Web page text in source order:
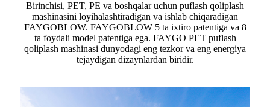
Birinchisi, PET, PE va boshqalar uchun puflash qoliplash
mashinasini loyihalashtiradigan va ishlab chiqaradigan
FAYGOBLOW. FAYGOBLOW 5 ta ixtiro patentiga va 8
ta foydali model patentiga ega. FAYGO PET puflash
qoliplash mashinasi dunyodagi eng tezkor va eng energiya
tejaydigan dizaynlardan biridir.